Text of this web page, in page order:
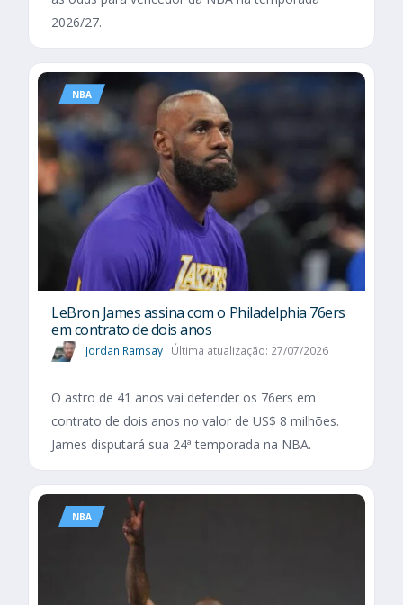
2026/27.
NBA
LeBron James assina com o Philadelphia 76ers
em contrato de dois anos
Jordan Ramsay Última atualização: 27/07/2026
O astro de 41 anos vai defender os 76ers em
contrato de dois anos no valor de US$ 8 milhões.
James disputará sua 24ª temporada na NBA.
NBA